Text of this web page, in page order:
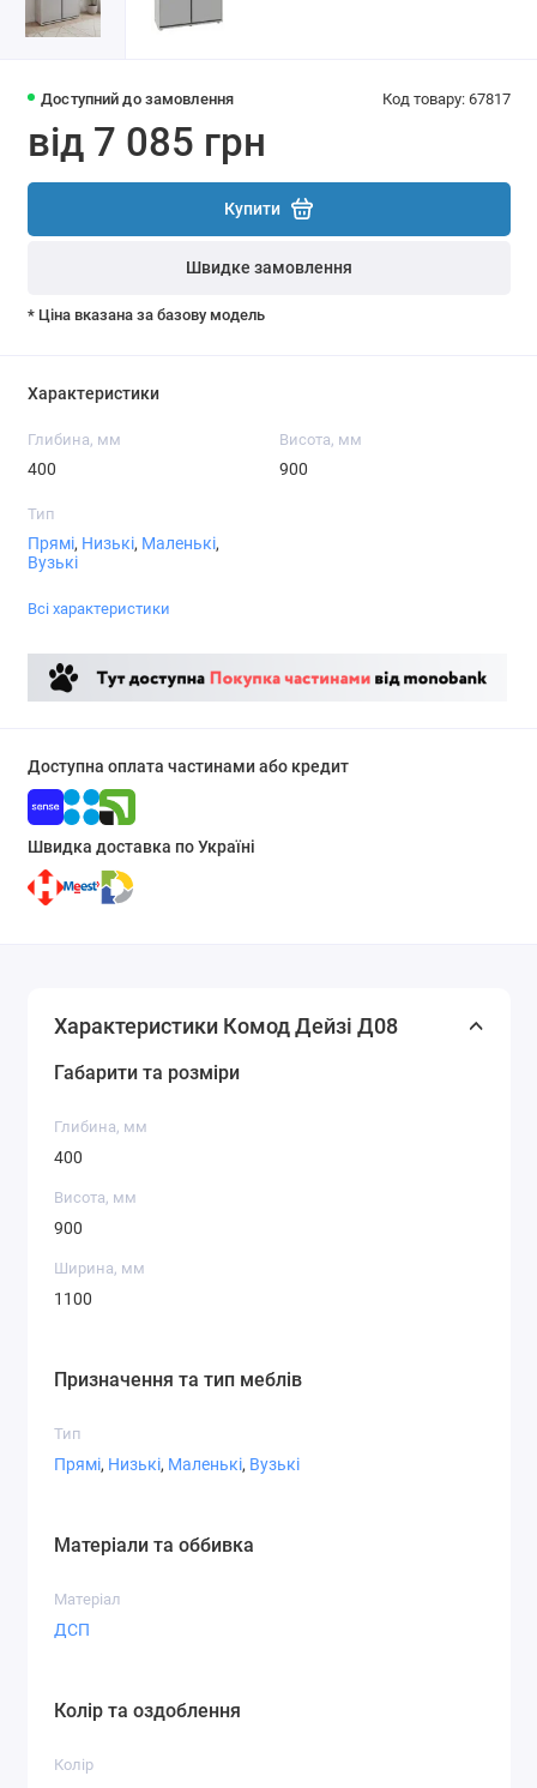
Доступний до замовлення Код товару: 67817
від 7 085 грн
Купити
Швидке замовлення
* Ціна вказана за базову модель
Характеристики
Глибина, мм
400
Висота, мм
900
Тип
Прямі, Низькі, Маленькі,
Вузькі
Всі характеристики
Доступна оплата частинами або кредит
Швидка доставка по Україні
Характеристики Комод Дейзі Д08
Габарити та розміри
Глибина, мм
400
Висота, мм
900
Ширина, мм
1100
Призначення та тип меблів
Тип
Прямі, Низькі, Маленькі, Вузькі
Матеріали та оббивка
Матеріал
ДСП
Колір та оздоблення
Колір